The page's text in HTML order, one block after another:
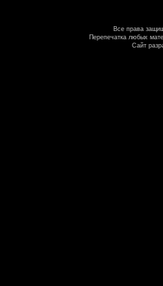
Все права
Перепечатка любых
Сайт